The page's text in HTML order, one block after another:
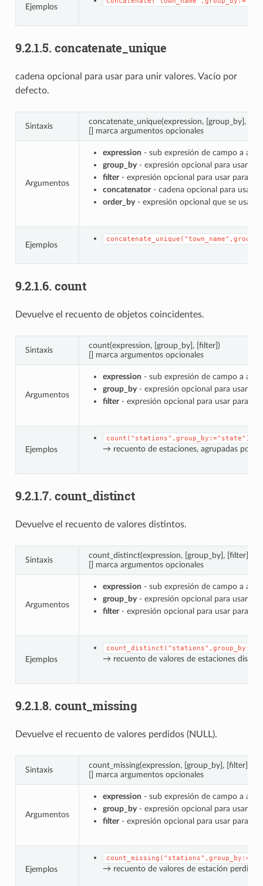
Ejemplos
9.2.1.5. concatenate_unique
cadena opcional para usar para unir valores. Vacío por
defecto.
Sintaxis
concatenate_unique(expression, [group_by],
[] marca argumentos opcionales
Argumentos
expression - sub expresión de campo a
group_by- expresión opcional para usar
filter- expresión opcional para usar para
concatenator- cadena opcional para usar
order_by- expresión opcional que se usa
Ejemplos
9.2.1.6. count
Devuelve el recuento de objetos coincidentes.
Sintaxis
count(expression, [group_by], [filter])
[] marca argumentos opcionales
Argumentos
expression - sub expresión de campo a
group_by- expresión opcional para usar
filter- expresión opcional para usar para
Ejemplos
count("stations",group_by:="state")
→ recuento de estaciones, agrupadas por
9.2.1.7. count_distinct
Devuelve el recuento de valores distintos.
Sintaxis
count_distinct(expression, [group_by], [filter])
[] marca argumentos opcionales
Argumentos
expression - sub expresión de campo a
group_by- expresión opcional para usar
filter- expresión opcional para usar para
Ejemplos → recuento de valores de estaciones
9.2.1.8. count_missing
Devuelve el recuento de valores perdidos (NULL).
Sintaxis
count_missing(expression, [group_by], [filter])
[] marca argumentos opcionales
Argumentos
expression - sub expresión de campo a
group_by- expresión opcional para usar
filter- expresión opcional para usar para
Ejemplos → recuento de valores de estación